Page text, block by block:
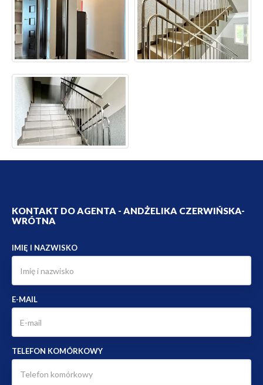
KONTAKT DO AGENTA - ANDŻELIKA CZERWIŃSKA-
WRÓTNA
IMIĘ I NAZWISKO
E-MAIL
TELEFON KOMÓRKOWY